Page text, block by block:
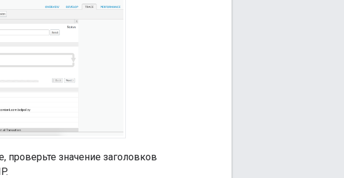
проверьте значение заголовков